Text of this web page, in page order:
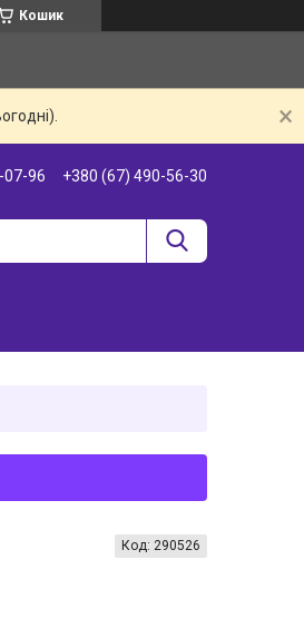
Кошик
07-96 +380 (67) 490-56-30
Код: 290526